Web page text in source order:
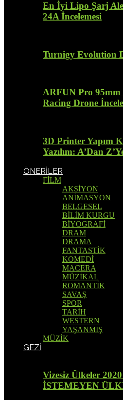
En İyi Lipo Şarj
24A İncelemesi
Turnigy Evolution
ARFUN Pro
Racing Drone
3D Printer Yapım
Yazılım: A’Dan
ÖNERİLER
FİLM
AKSİYON
ANİMASYON
BELGESEL
BİLİM KURGU
BİYOGRAFİ
DRAM
DRAMA
FANTASTİK
KOMEDİ
MACERA
MÜZİKAL
ROMANTİK
SAVAŞ
SPOR
TARİH
WESTERN
YAŞANMIŞ
MÜZİK
GEZİ
Vizesiz Ülkeler
İSTEMEYEN